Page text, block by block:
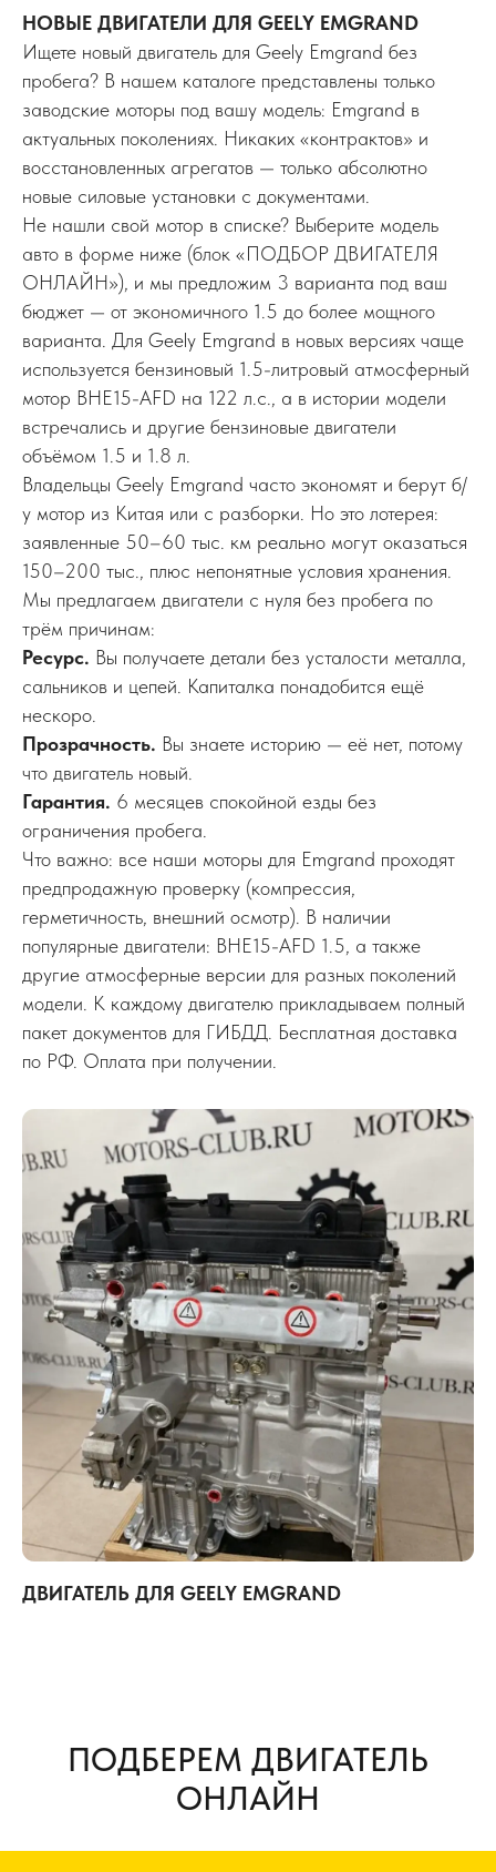
НОВЫЕ ДВИГАТЕЛИ ДЛЯ GEELY EMGRAND
Ищете новый двигатель для Geely Emgrand без
пробега? В нашем каталоге представлены только
заводские моторы под вашу модель: Emgrand в
актуальных поколениях. Никаких «контрактов» и
восстановленных агрегатов — только абсолютно
новые силовые установки с документами.
Не нашли свой мотор в списке? Выберите модель
авто в форме ниже (блок «ПОДБОР ДВИГАТЕЛЯ
ОНЛАЙН»), и мы предложим 3 варианта под ваш
бюджет — от экономичного 1.5 до более мощного
варианта. Для Geely Emgrand в новых версиях чаще
используется бензиновый 1.5-литровый атмосферный
мотор BHE15-AFD на 122 л.с., а в истории модели
встречались и другие бензиновые двигатели
объёмом 1.5 и 1.8 л.
Владельцы Geely Emgrand часто экономят и берут б/
у мотор из Китая или с разборки. Но это лотерея:
заявленные 50–60 тыс. км реально могут оказаться
150–200 тыс., плюс непонятные условия хранения.
Мы предлагаем двигатели с нуля без пробега по
трём причинам:
Ресурс. Вы получаете детали без усталости металла,
сальников и цепей. Капиталка понадобится ещё
нескоро.
Прозрачность. Вы знаете историю — её нет, потому
что двигатель новый.
Гарантия. 6 месяцев спокойной езды без
ограничения пробега.
Что важно: все наши моторы для Emgrand проходят
предпродажную проверку (компрессия,
герметичность, внешний осмотр). В наличии
популярные двигатели: BHE15-AFD 1.5, а также
другие атмосферные версии для разных поколений
модели. К каждому двигателю прикладываем полный
пакет документов для ГИБДД. Бесплатная доставка
по РФ. Оплата при получении.
ДВИГАТЕЛЬ ДЛЯ GEELY EMGRAND
ПОДБЕРЕМ ДВИГАТЕЛЬ
ОНЛАЙН